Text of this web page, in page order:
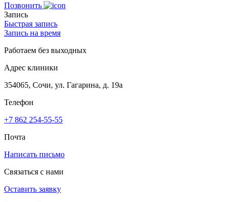
Позвонить
Запись
Быстрая запись
Запись на время
Работаем без выходных
Адрес клиники
354065, Сочи, ул. Гагарина, д. 19а
Телефон
+7 862 254-55-55
Почта
Написать письмо
Связаться с нами
Оставить заявку